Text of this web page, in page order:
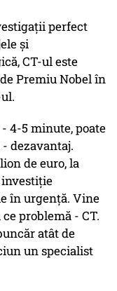
perfect
şi
CT-ul este
Premiu Nobel în
4-5 minute, poate
dezavantaj.
de euro, la
în urgenţă. Vine
problemă - CT.
atât de
un specialist